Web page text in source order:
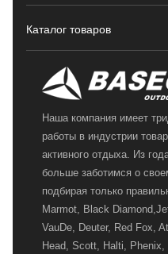
Каталог товаров
Наша компания имеет
работы в индустрии
активного отдыха. Из
больше заботимся о
подбирая только
Marmot, Black
VauDe, Deuter, Red Fox,
Head, Scott, Halti,